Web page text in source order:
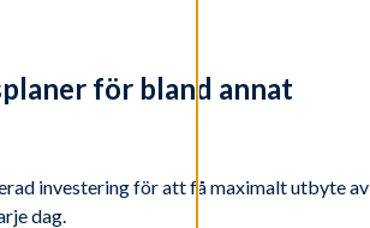
för bland annat
investering för att få maximalt utbyte av
dag.